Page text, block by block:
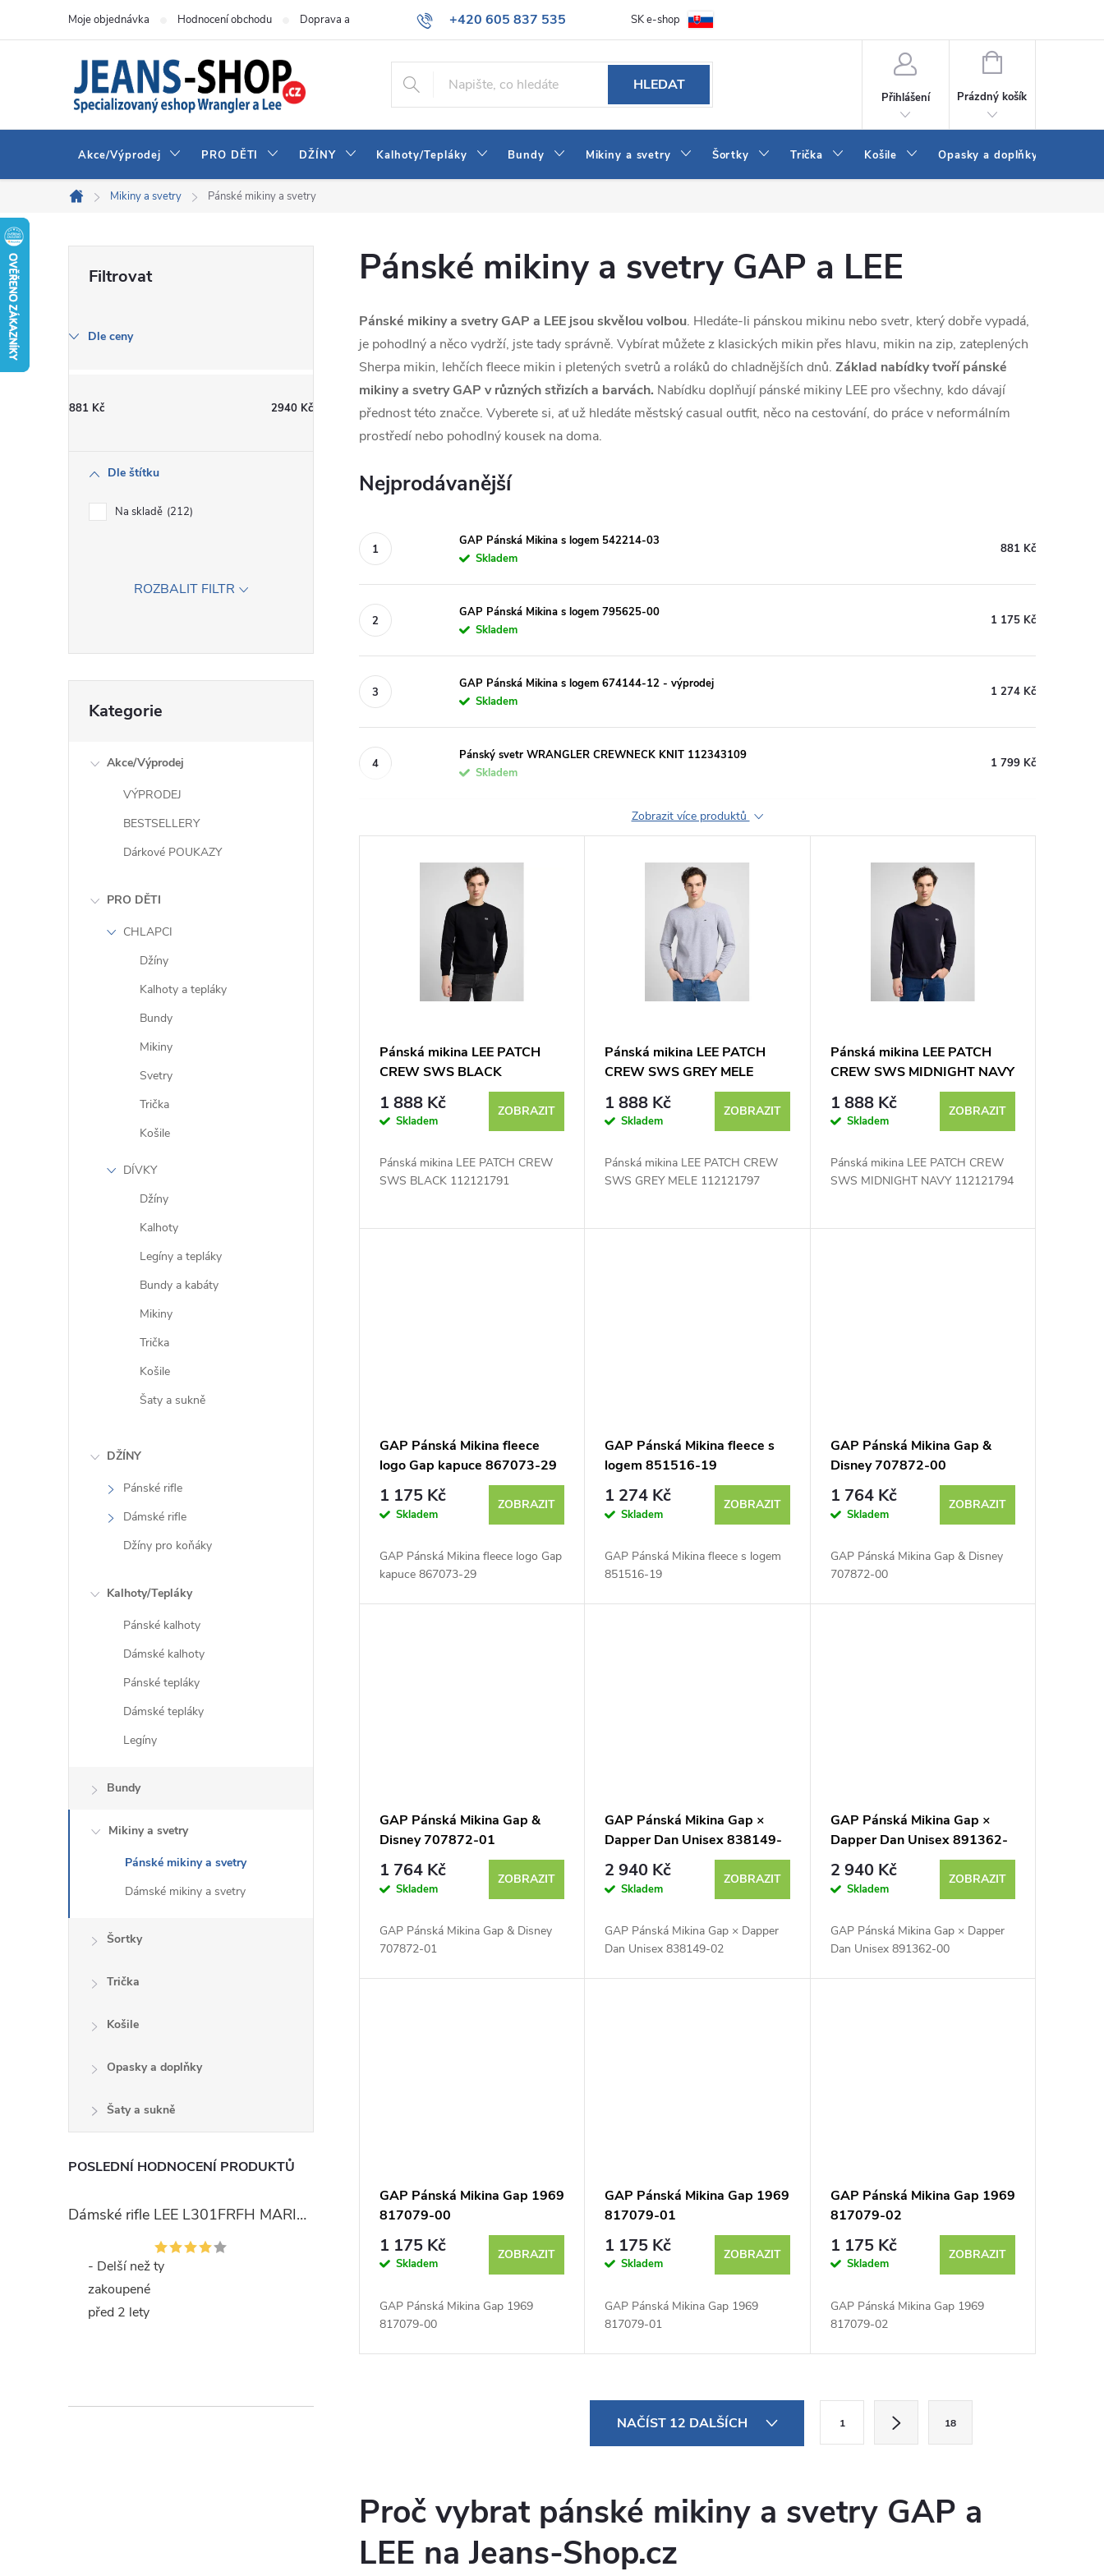
+420 605 837 535
info@jeans-shop.cz
Moje objednávka Hodnocení obchodu Doprava a platba Obchodní podmínky Naše prodejna Blog Kontakt
SK e-shop
HLEDAT
Přihlášení
NÁKUPNÍ
Prázdný košík
Akce/Výprodej PRO DĚTI DŽÍNY Kalhoty/Tepláky Bundy Mikiny a svetry Šortky Trička Košile Opasky a doplňky
Domů
Mikiny a svetry Pánské mikiny a svetry
s
a
Dle ceny
881 Kč 2940 Kč
Dle štítku
Na skladě 212
ROZBALIT FILTR
kategorie
Kategorie
Akce/Výprodej
VÝPRODEJ
BESTSELLERY
Dárkové POUKAZY
PRO DĚTI
CHLAPCI
Džíny
Kalhoty a tepláky
Bundy
Mikiny
Svetry
Trička
Košile
DÍVKY
Džíny
Kalhoty
Legíny a tepláky
Bundy a kabáty
Mikiny
Trička
Košile
Šaty a sukně
DŽÍNY
Pánské rifle
Dámské rifle
Džíny pro koňáky
Kalhoty/Tepláky
Pánské kalhoty
Dámské kalhoty
Pánské tepláky
Dámské tepláky
Legíny
Bundy
Mikiny a svetry
Pánské mikiny a svetry
Dámské mikiny a svetry
Šortky
Trička
Košile
Opasky a doplňky
Šaty a sukně
POSLEDNÍ HODNOCENÍ PRODUKTŮ
Dámské rifle LEE L301FRFH MARION STRAIGHT RINSE
- Delší než ty
zakoupené
před 2 lety
Pánské mikiny a svetry GAP a LEE
Pánské mikiny a svetry GAP a LEE jsou skvělou volbou. Hledáte-li pánskou mikinu nebo svetr, který dobře vypadá,
je pohodlný a něco vydrží, jste tady správně. Vybírat můžete z klasických mikin přes hlavu, mikin na zip, zateplených
Sherpa mikin, lehčích fleece mikin i pletených svetrů a roláků do chladnějších dnů. Základ nabídky tvoří pánské
mikiny a svetry GAP v různých střizích a barvách. Nabídku doplňují pánské mikiny LEE pro všechny, kdo dávají
přednost této značce. Vyberete si, ať už hledáte městský casual outfit, něco na cestování, do práce v neformálním
prostředí nebo pohodlný kousek na doma.
Nejprodávanější
GAP Pánská Mikina s logem 542214-03
Skladem
881 Kč
GAP Pánská Mikina s logem 795625-00
Skladem
1 175 Kč
GAP Pánská Mikina s logem 674144-12 - výprodej
Skladem
1 274 Kč
Pánský svetr WRANGLER CREWNECK KNIT 112343109
Skladem
1 799 Kč
Zobrazit více produktů
u
Pánská mikina LEE PATCH
CREW SWS BLACK
112121791
1 888 Kč
Skladem
ZOBRAZIT
Pánská mikina LEE PATCH CREW
SWS BLACK 112121791
Pánská mikina LEE PATCH
CREW SWS GREY MELE
112121797
1 888 Kč
Skladem
ZOBRAZIT
Pánská mikina LEE PATCH CREW
SWS GREY MELE 112121797
Pánská mikina LEE PATCH
CREW SWS MIDNIGHT NAVY
112121794
1 888 Kč
Skladem
ZOBRAZIT
Pánská mikina LEE PATCH CREW
SWS MIDNIGHT NAVY 112121794
GAP Pánská Mikina fleece
logo Gap kapuce 867073-29
1 175 Kč
Skladem
ZOBRAZIT
GAP Pánská Mikina fleece logo Gap
kapuce 867073-29
GAP Pánská Mikina fleece s
logem 851516-19
1 274 Kč
Skladem
ZOBRAZIT
GAP Pánská Mikina fleece s logem
851516-19
GAP Pánská Mikina Gap &
Disney 707872-00
1 764 Kč
Skladem
ZOBRAZIT
GAP Pánská Mikina Gap & Disney
707872-00
GAP Pánská Mikina Gap &
Disney 707872-01
1 764 Kč
Skladem
ZOBRAZIT
GAP Pánská Mikina Gap & Disney
707872-01
GAP Pánská Mikina Gap ×
Dapper Dan Unisex 838149-
02
2 940 Kč
Skladem
ZOBRAZIT
GAP Pánská Mikina Gap × Dapper
Dan Unisex 838149-02
GAP Pánská Mikina Gap ×
Dapper Dan Unisex 891362-
00
2 940 Kč
Skladem
ZOBRAZIT
GAP Pánská Mikina Gap × Dapper
Dan Unisex 891362-00
GAP Pánská Mikina Gap 1969
817079-00
1 175 Kč
Skladem
ZOBRAZIT
GAP Pánská Mikina Gap 1969
817079-00
GAP Pánská Mikina Gap 1969
817079-01
1 175 Kč
Skladem
ZOBRAZIT
GAP Pánská Mikina Gap 1969
817079-01
GAP Pánská Mikina Gap 1969
817079-02
1 175 Kč
Skladem
ZOBRAZIT
GAP Pánská Mikina Gap 1969
817079-02
á
d
NAČÍST 12 DALŠÍCH
n
1 18
Proč vybrat pánské mikiny a svetry GAP a
LEE na Jeans-Shop.cz